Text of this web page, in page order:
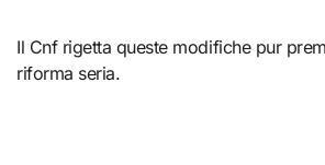
Il Cnf rigetta queste modifiche pur
riforma seria.